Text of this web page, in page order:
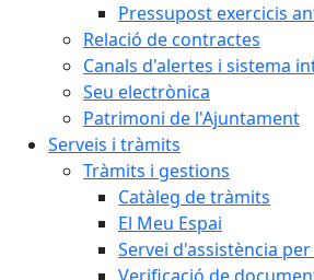
Pressupost exercicis
Relació de contractes
Canals d'alertes i sistema
Seu electrònica
Patrimoni de l'Ajuntament
Serveis i tràmits
Tràmits i gestions
Catàleg de tràmits
El Meu Espai
Servei d'assistència